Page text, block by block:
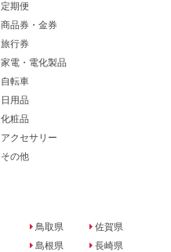
定期便
商品券・金券
旅行券
家電・電化製品
自転車
日用品
化粧品
アクセサリー
その他
鳥取県
島根県
佐賀県
長崎県